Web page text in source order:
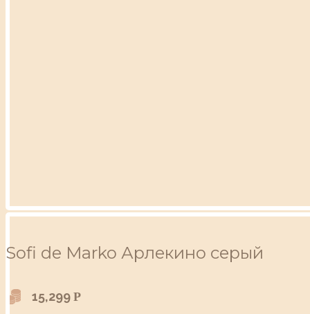
Sofi de Marko Арлекино серый
15,299 Р